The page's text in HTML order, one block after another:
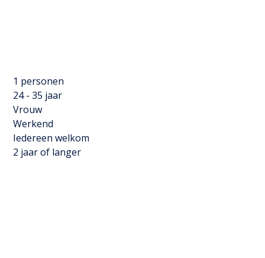
1 personen
24 - 35 jaar
Vrouw
Werkend
Iedereen welkom
2 jaar of langer